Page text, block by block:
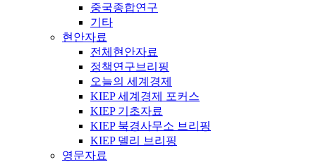
중국종합연구
기타
현안자료
전체현안자료
정책연구브리핑
오늘의 세계경제
KIEP 세계경제 포커스
KIEP 기초자료
KIEP 북경사무소 브리핑
KIEP 델리 브리핑
영문자료